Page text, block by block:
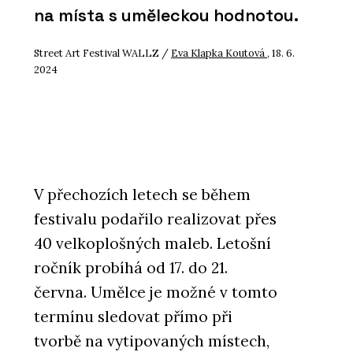
na místa s uměleckou hodnotou.
Street Art Festival WALLZ / Eva Klapka Koutová , 18. 6.
2024
V přechozích letech se během
festivalu podařilo realizovat přes
40 velkoplošných maleb. Letošní
ročník probíhá od 17. do 21.
června. Umělce je možné v tomto
termínu sledovat přímo při
tvorbě na vytipovaných místech,